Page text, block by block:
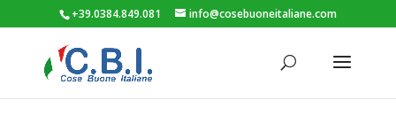
+39.0384.849.081 info@cosebuoneitaliane.com